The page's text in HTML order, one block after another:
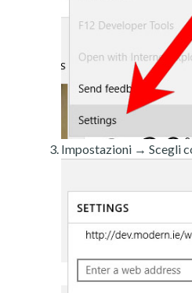
Impostazioni → Scegli